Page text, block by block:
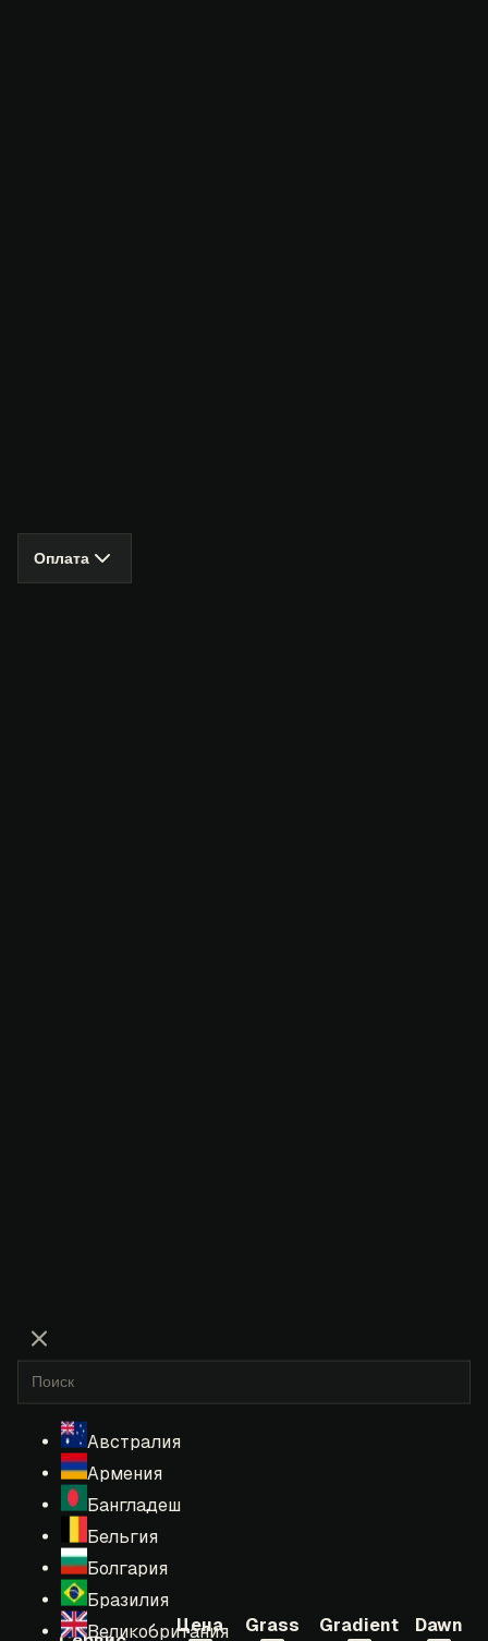
Австралия
Армения
Бангладеш
Бельгия
Болгария
Бразилия
Великобритания
Оплата
Цена Grass Gradient Dawn